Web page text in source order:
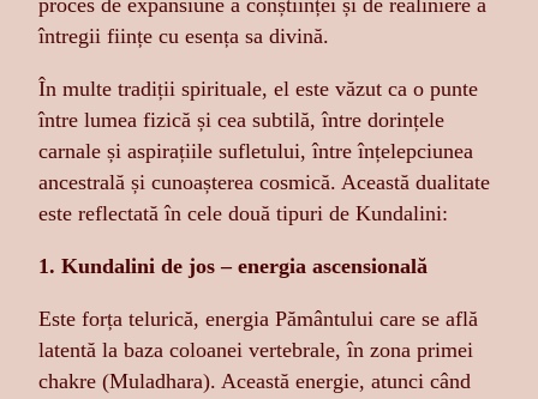
proces de expansiune a conștiinței și de realiniere a
întregii ființe cu esența sa divină.
În multe tradiții spirituale, el este văzut ca o punte
între lumea fizică și cea subtilă, între dorințele
carnale și aspirațiile sufletului, între înțelepciunea
ancestrală și cunoașterea cosmică. Această dualitate
este reflectată în cele două tipuri de Kundalini:
1. Kundalini de jos – energia ascensională
Este forța telurică, energia Pământului care se află
latentă la baza coloanei vertebrale, în zona primei
chakre (Muladhara). Această energie, atunci când